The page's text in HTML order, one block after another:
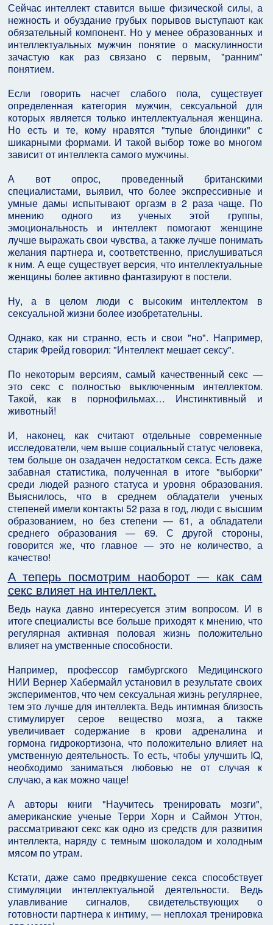
Сейчас интеллект ставится выше физической силы, а
нежность и обуздание грубых порывов выступают как
обязательный компонент. Но у менее образованных и
интеллектуальных мужчин понятие о маскулинности
зачастую как раз связано с первым, "ранним"
понятием.
Если говорить насчет слабого пола, существует
определенная категория мужчин, сексуальной для
которых является только интеллектуальная женщина.
Но есть и те, кому нравятся "тупые блондинки" с
шикарными формами. И такой выбор тоже во многом
зависит от интеллекта самого мужчины.
А вот опрос, проведенный британскими
специалистами, выявил, что более экспрессивные и
умные дамы испытывают оргазм в 2 раза чаще. По
мнению одного из ученых этой группы,
эмоциональность и интеллект помогают женщине
лучше выражать свои чувства, а также лучше понимать
желания партнера и, соответственно, прислушиваться
к ним. А еще существует версия, что интеллектуальные
женщины более активно фантазируют в постели.
Ну, а в целом люди с высоким интеллектом в
сексуальной жизни более изобретательны.
Однако, как ни странно, есть и свои "но". Например,
старик Фрейд говорил: "Интеллект мешает сексу".
По некоторым версиям, самый качественный секс —
это секс с полностью выключенным интеллектом.
Такой, как в порнофильмах… Инстинктивный и
животный!
И, наконец, как считают отдельные современные
исследователи, чем выше социальный статус человека,
тем больше он озадачен недостатком секса. Есть даже
забавная статистика, полученная в итоге "выборки"
среди людей разного статуса и уровня образования.
Выяснилось, что в среднем обладатели ученых
степеней имели контакты 52 раза в год, люди с высшим
образованием, но без степени — 61, а обладатели
среднего образования — 69. С другой стороны,
говорится же, что главное — это не количество, а
качество!
А теперь посмотрим наоборот — как сам
секс влияет на интеллект.
Ведь наука давно интересуется этим вопросом. И в
итоге специалисты все больше приходят к мнению, что
регулярная активная половая жизнь положительно
влияет на умственные способности.
Например, профессор гамбургского Медицинского
НИИ Вернер Хабермайл установил в результате своих
экспериментов, что чем сексуальная жизнь регулярнее,
тем это лучше для интеллекта. Ведь интимная близость
стимулирует серое вещество мозга, а также
увеличивает содержание в крови адреналина и
гормона гидрокортизона, что положительно влияет на
умственную деятельность. То есть, чтобы улучшить IQ,
необходимо заниматься любовью не от случая к
случаю, а как можно чаще!
А авторы книги "Научитесь тренировать мозги",
американские ученые Терри Хорн и Саймон Уттон,
рассматривают секс как одно из средств для развития
интеллекта, наряду с темным шоколадом и холодным
мясом по утрам.
Кстати, даже само предвкушение секса способствует
стимуляции интеллектуальной деятельности. Ведь
улавливание сигналов, свидетельствующих о
готовности партнера к интиму, — неплохая тренировка